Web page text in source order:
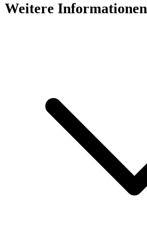
Weitere Informationen